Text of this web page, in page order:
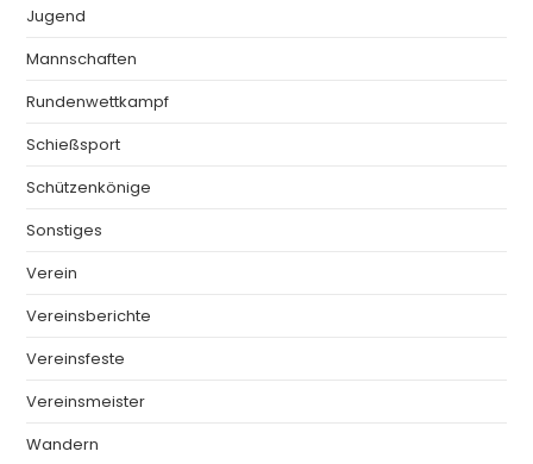
Jugend
Mannschaften
Rundenwettkampf
Schießsport
Schützenkönige
Sonstiges
Verein
Vereinsberichte
Vereinsfeste
Vereinsmeister
Wandern